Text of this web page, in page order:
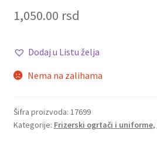
1,050.00 rsd
Dodaj u Listu želja
Nema na zalihama
Šifra proizvoda: 17699
Kategorije: Frizerski ogrtači i uniforme,